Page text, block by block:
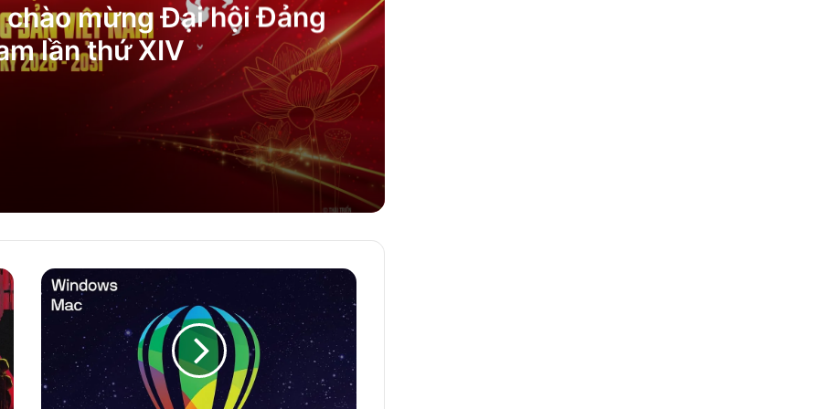
mừng Đại hội Đảng
lần thứ XIV
Đảng CS Việt Nam lần thứ XIV
Quốc khánh 2-9
Download
CorelDraw
Graphic
Suites
2025
mới
nhất